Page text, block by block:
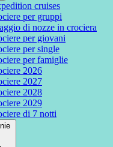
cruises
per gruppi
di nozze in crociera
per giovani
per single
per famiglie
2026
2027
2028
2029
di 7 notti